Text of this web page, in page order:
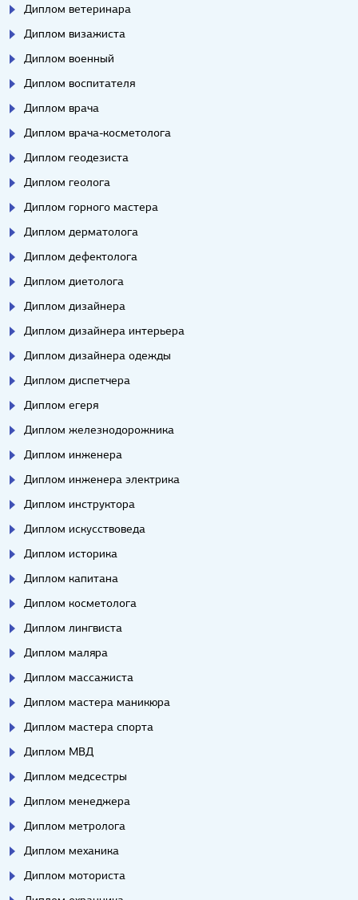
Диплом ветеринара
Диплом визажиста
Диплом военный
Диплом воспитателя
Диплом врача
Диплом врача-косметолога
Диплом геодезиста
Диплом геолога
Диплом горного мастера
Диплом дерматолога
Диплом дефектолога
Диплом диетолога
Диплом дизайнера
Диплом дизайнера интерьера
Диплом дизайнера одежды
Диплом диспетчера
Диплом егеря
Диплом железнодорожника
Диплом инженера
Диплом инженера электрика
Диплом инструктора
Диплом искусствоведа
Диплом историка
Диплом капитана
Диплом косметолога
Диплом лингвиста
Диплом маляра
Диплом массажиста
Диплом мастера маникюра
Диплом мастера спорта
Диплом МВД
Диплом медсестры
Диплом менеджера
Диплом метролога
Диплом механика
Диплом моториста